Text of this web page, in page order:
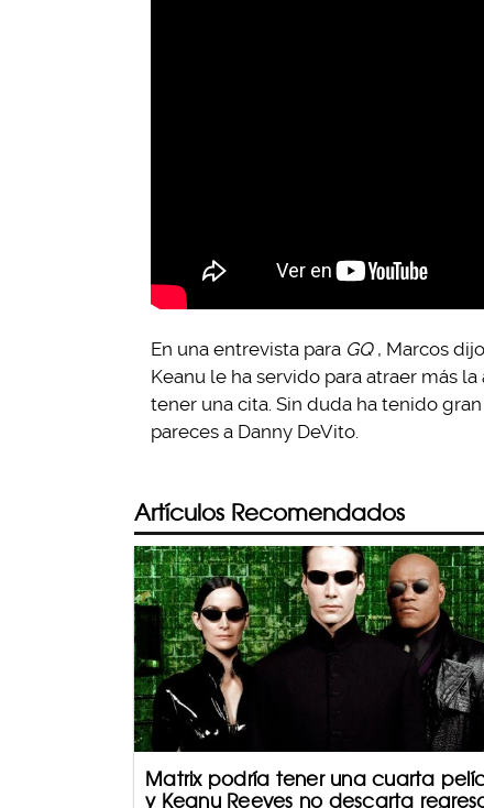
En una entrevista para GQ , Marcos
Keanu le ha servido para atraer más
tener una cita. Sin duda ha tenido
pareces a Danny DeVito.
Artículos Recomendados
Matrix podría tener una cuarta
y Keanu Reeves no descarta